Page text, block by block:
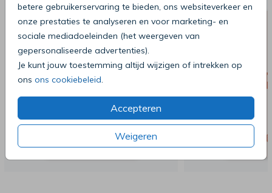
betere gebruikerservaring te bieden, ons websiteverkeer en
onze prestaties te analyseren en voor marketing- en
sociale mediadoeleinden (het weergeven van
gepersonaliseerde advertenties).
Je kunt jouw toestemming altijd wijzigen of intrekken op
ons ons cookiebeleid
Accepteren
Weigeren